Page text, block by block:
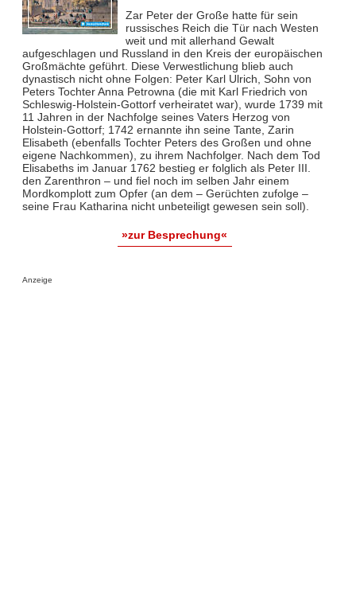
Zar Peter der Große hatte für sein
russisches Reich die Tür nach Westen
weit und mit allerhand Gewalt
aufgeschlagen und Russland in den Kreis der europäischen
Großmächte geführt. Diese Verwestlichung blieb auch
dynastisch nicht ohne Folgen: Peter Karl Ulrich, Sohn von
Peters Tochter Anna Petrowna (die mit Karl Friedrich von
Schleswig-Holstein-Gottorf verheiratet war), wurde 1739 mit
11 Jahren in der Nachfolge seines Vaters Herzog von
Holstein-Gottorf; 1742 ernannte ihn seine Tante, Zarin
Elisabeth (ebenfalls Tochter Peters des Großen und ohne
eigene Nachkommen), zu ihrem Nachfolger. Nach dem Tod
Elisabeths im Januar 1762 bestieg er folglich als Peter III.
den Zarenthron – und fiel noch im selben Jahr einem
Mordkomplott zum Opfer (an dem – Gerüchten zufolge –
seine Frau Katharina nicht unbeteiligt gewesen sein soll).
»zur Besprechung«
Anzeige